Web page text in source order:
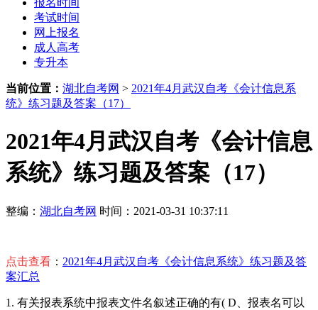
报名时间
考试时间
网上报名
成人高考
专升本
当前位置： 湖北自考网 > 2021年4月武汉自考《会计信息系
统》练习题及答案（17）
2021年4月武汉自考《会计信息
系统》练习题及答案（17）
整编： 湖北自考网 时间：2021-03-31 10:37:11
点击查看 ： 2021年4月武汉自考《会计信息系统》练习题及答
案汇总
1. 有关报表系统中报表文件名叙述正确的有( D、报表名可以